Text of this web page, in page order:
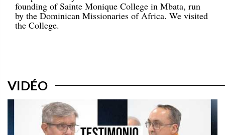
founding of Sainte Monique College in Mbata, run
by the Dominican Missionaries of Africa. We visited
the College.
VIDÉO